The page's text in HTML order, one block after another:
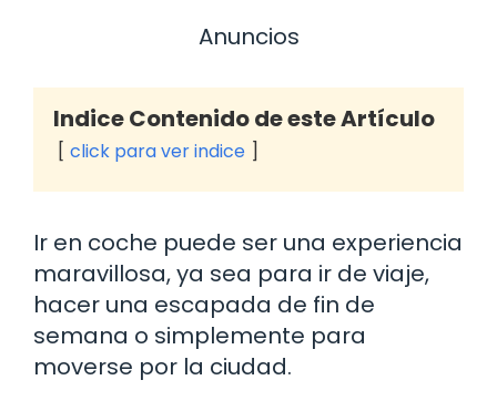
Anuncios
Indice Contenido de este Artículo
click para ver indice
Ir en coche puede ser una experiencia
maravillosa, ya sea para ir de viaje,
hacer una escapada de fin de
semana o simplemente para
moverse por la ciudad.